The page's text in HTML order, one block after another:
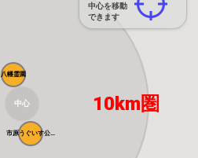
中心を移動
できます
市原うぐいす公...
八幡霊園
中心 10km圏